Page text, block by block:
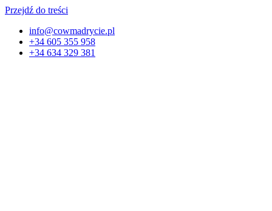
Przejdź do treści
info@cowmadrycie.pl
+34 605 355 958
+34 634 329 381​